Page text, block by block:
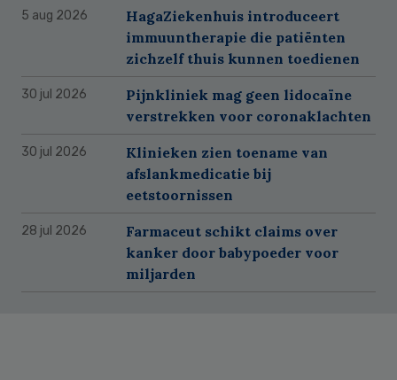
5 aug 2026
HagaZiekenhuis introduceert
immuuntherapie die patiënten
zichzelf thuis kunnen toedienen
30 jul 2026
Pijnkliniek mag geen lidocaïne
verstrekken voor coronaklachten
30 jul 2026
Klinieken zien toename van
afslankmedicatie bij
eetstoornissen
28 jul 2026
Farmaceut schikt claims over
kanker door babypoeder voor
miljarden